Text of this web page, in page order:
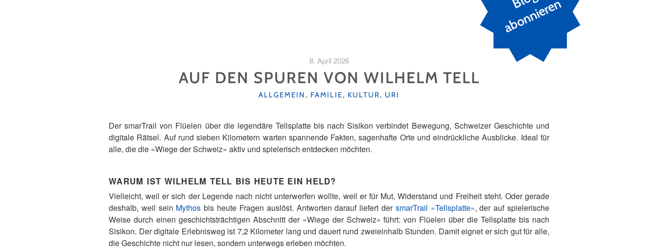
n
8. April 2026
AUF DEN SPUREN VON WILHELM TELL
KATEGORIEN
ALLGEMEIN, FAMILIE, KULTUR, URI
Der smarTrail von Flüelen über die legendäre Tellsplatte bis nach Sisikon verbindet Bewegung, Schweizer Geschichte und
digitale Rätsel. Auf rund sieben Kilometern warten spannende Fakten, sagenhafte Orte und eindrückliche Ausblicke. Ideal für
alle, die die «Wiege der Schweiz» aktiv und spielerisch entdecken möchten.
WARUM IST WILHELM TELL BIS HEUTE EIN HELD?
Vielleicht, weil er sich der Legende nach nicht unterwerfen wollte, weil er für Mut, Widerstand und Freiheit steht. Oder gerade
deshalb, weil sein Mythos bis heute Fragen auslöst. Antworten darauf liefert der smarTrail «Tellsplatte», der auf spielerische
Weise durch einen geschichtsträchtigen Abschnitt der «Wiege der Schweiz» führt: von Flüelen über die Tellsplatte bis nach
Sisikon. Der digitale Erlebnisweg ist 7,2 Kilometer lang und dauert rund zweieinhalb Stunden. Damit eignet er sich gut für alle,
die Geschichte nicht nur lesen, sondern unterwegs erleben möchten.